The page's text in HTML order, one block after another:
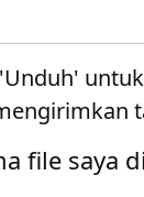
file saya